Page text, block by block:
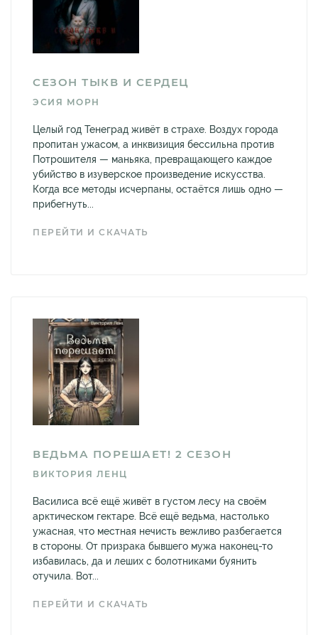
СЕЗОН ТЫКВ И СЕРДЕЦ
ЭСИЯ МОРН
Целый год Тенеград живёт в страхе. Воздух города
пропитан ужасом, а инквизиция бессильна против
Потрошителя — маньяка, превращающего каждое
убийство в изуверское произведение искусства.
Когда все методы исчерпаны, остаётся лишь одно —
прибегнуть...
ПЕРЕЙТИ И СКАЧАТЬ
ВЕДЬМА ПОРЕШАЕТ! 2 СЕЗОН
ВИКТОРИЯ ЛЕНЦ
Василиса всё ещё живёт в густом лесу на своём
арктическом гектаре. Всё ещё ведьма, настолько
ужасная, что местная нечисть вежливо разбегается
в стороны. От призрака бывшего мужа наконец-то
избавилась, да и леших с болотниками буянить
отучила. Вот...
ПЕРЕЙТИ И СКАЧАТЬ